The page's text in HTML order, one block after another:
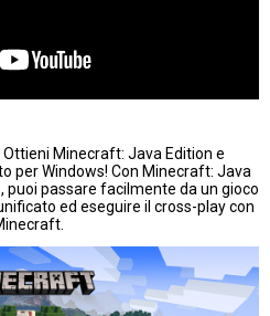
Minecraft: Java Edition e
per Windows! Con Minecraft: Java
puoi passare facilmente da un gioco
ed eseguire il cross-play con